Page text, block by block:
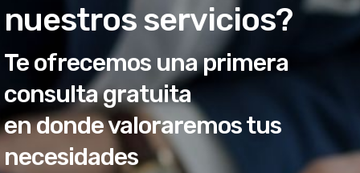
nuestros servicios?
Te ofrecemos una primera
consulta gratuita
en donde valoraremos tus
necesidades